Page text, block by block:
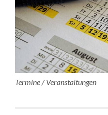
Termine / Veranstaltungen